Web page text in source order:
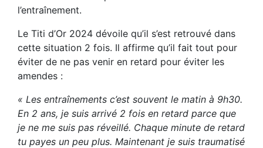
l’entraînement.
Le Titi d’Or 2024 dévoile qu’il s’est retrouvé dans
cette situation 2 fois. Il affirme qu’il fait tout pour
éviter de ne pas venir en retard pour éviter les
amendes :
« Les entraînements c’est souvent le matin à 9h30.
En 2 ans, je suis arrivé 2 fois en retard parce que
je ne me suis pas réveillé. Chaque minute de retard
tu payes un peu plus. Maintenant je suis traumatisé